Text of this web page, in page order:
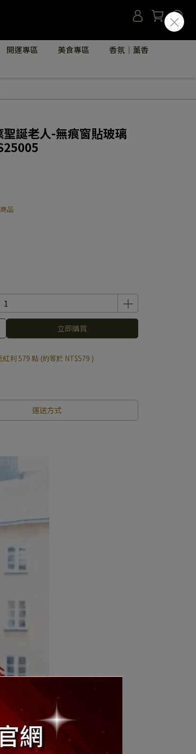
開運專區 美食專區
香氛｜薰香
誕老人-無痕窗貼玻璃
品
立即購買
紅利 579 點 (約等於 NT$579 )
運送方式